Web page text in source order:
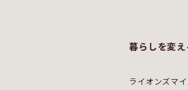
暮らしを変
ライオンズマ